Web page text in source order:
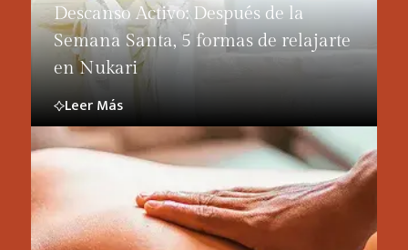
Descanso Activo: Después de la
Semana Santa, 5 formas de relajarte
en Nukari
Leer Más